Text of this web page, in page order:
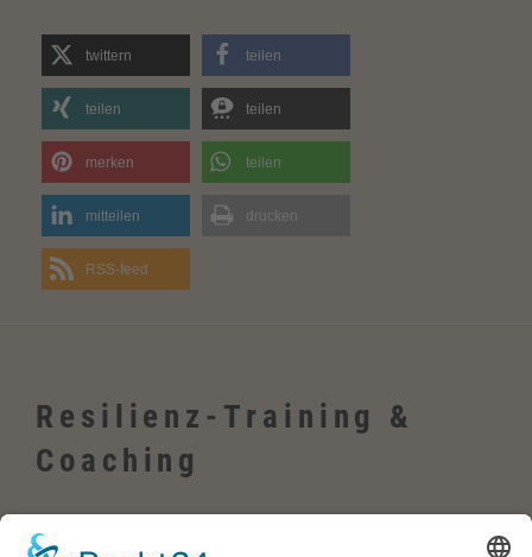
twittern teilen
teilen teilen
merken teilen
mitteilen drucken
RSS-feed
Resilienz-Training &
Coaching
Wehrheim, Usingen, Neu-Anspach, Schmitten, Bad Homburg,